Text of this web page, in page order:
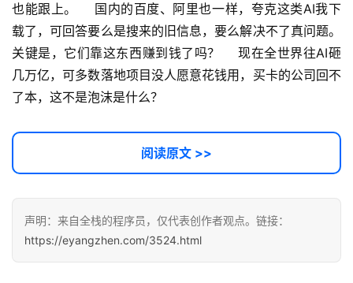
录
经
验
教
件
登录 注册
也能跟上。    国内的百度、阿里也一样，夸克这类AI我下
载了，可回答要么是搜来的旧信息，要么解决不了真问题。
关键是，它们靠这东西赚到钱了吗？    现在全世界往AI砸
几万亿，可多数落地项目没人愿意花钱用，买卡的公司回不
了本，这不是泡沫是什么？
阅读原文 >>
声明：来自全栈的程序员，仅代表创作者观点。链接：
https://eyangzhen.com/3524.html